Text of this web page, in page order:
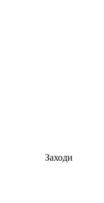
Заходи